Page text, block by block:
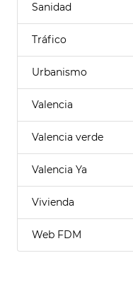
Sanidad
Tráfico
Urbanismo
Valencia
Valencia verde
Valencia Ya
Vivienda
Web FDM